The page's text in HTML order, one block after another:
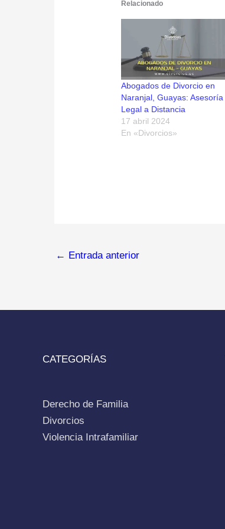
Relacionado
Abogados de Divorcio en
Naranjal, Guayas: Asesoría
Legal a Distancia
17 abril 2024
En «Divorcios»
← Entrada anterior
CATEGORÍAS
Derecho de Familia
Divorcios
Violencia Intrafamiliar